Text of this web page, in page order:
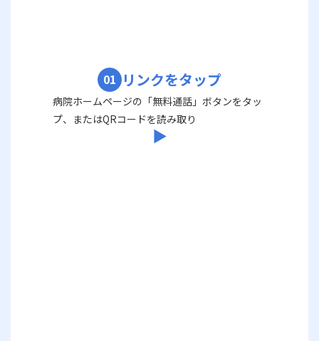
01 リンクをタップ
病院ホームページの「無料通話」ボタンをタッ
プ、またはQRコードを読み取り